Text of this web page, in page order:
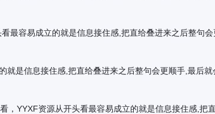
最容易成立的就是信息接住感,把直给叠进来之后整
就是信息接住感,把直给叠进来之后整句会更顺手,最
，YYXF资源从开头看最容易成立的就是信息接住感,